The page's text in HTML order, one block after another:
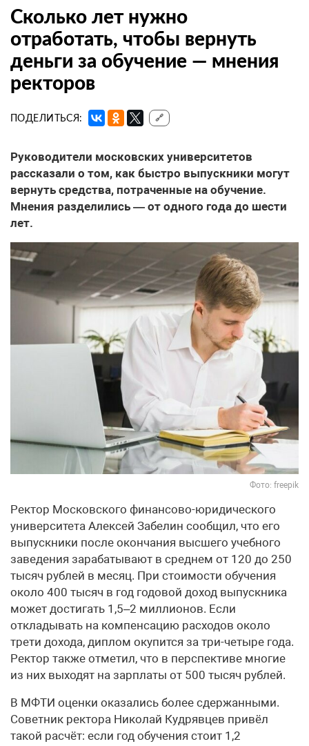
Сколько лет нужно
отработать, чтобы вернуть
деньги за обучение — мнения
ректоров
ПОДЕЛИТЬСЯ: 🔗
Руководители московских университетов
рассказали о том, как быстро выпускники могут
вернуть средства, потраченные на обучение.
Мнения разделились — от одного года до шести
лет.
Фото: freepik
Ректор Московского финансово-юридического
университета Алексей Забелин сообщил, что его
выпускники после окончания высшего учебного
заведения зарабатывают в среднем от 120 до 250
тысяч рублей в месяц. При стоимости обучения
около 400 тысяч в год годовой доход выпускника
может достигать 1,5–2 миллионов. Если
откладывать на компенсацию расходов около
трети дохода, диплом окупится за три-четыре года.
Ректор также отметил, что в перспективе многие
из них выходят на зарплаты от 500 тысяч рублей.
В МФТИ оценки оказались более сдержанными.
Советник ректора Николай Кудрявцев привёл
такой расчёт: если год обучения стоит 1,2